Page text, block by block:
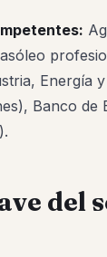
Energía
Banco de
del